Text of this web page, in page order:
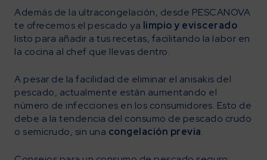
Además de la ultracongelación, desde PESCANOVA
te ofrecemos el pescado ya limpio y eviscerado
listo para añadir a tus recetas, facilitando la labor en
la cocina al chef que llevas dentro.
A pesar de la facilidad de eliminar el anisakis del
pescado, actualmente están aumentando el
número de infecciones en los consumidores. Esto de
debe a la tendencia del consumo de pescado crudo
o semicrudo, sin una congelación previa.